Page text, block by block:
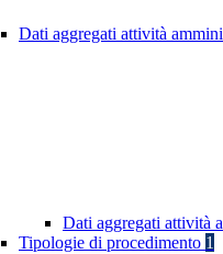
Dati aggregati attività
Dati aggregati attività
Tipologie di procedimento 1